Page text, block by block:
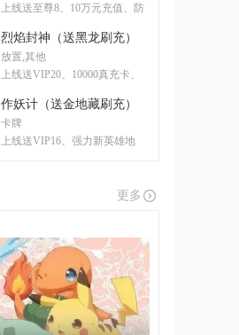
上线送至尊8、10万元充值、防
烈焰封神（送黑龙刷充）
放置,其他
上线送VIP20、10000真充卡、
作妖计（送金地藏刷充）
卡牌
上线送VIP16、强力新英雄地
更多